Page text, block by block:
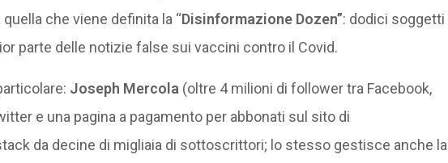
che viene definita la “Disinformazione Dozen”: dodici soggetti
parte delle notizie false sui vaccini contro il Covid.
Joseph Mercola (oltre 4 milioni di follower tra Facebook,
e una pagina a pagamento per abbonati sul sito di
da decine di migliaia di sottoscrittori; lo stesso gestisce anche la